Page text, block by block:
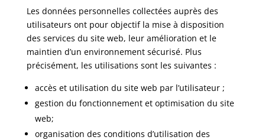
Les données personnelles collectées auprès des
utilisateurs ont pour objectif la mise à disposition
des services du site web, leur amélioration et le
maintien d’un environnement sécurisé. Plus
précisément, les utilisations sont les suivantes :
accès et utilisation du site web par l’utilisateur ;
gestion du fonctionnement et optimisation du site
web;
organisation des conditions d’utilisation des